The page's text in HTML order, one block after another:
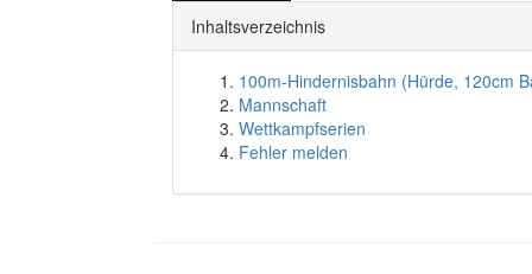
Inhaltsverzeichnis
100m-Hindernisbahn (Hürde, 120cm
Mannschaft
Wettkampfserien
Fehler melden